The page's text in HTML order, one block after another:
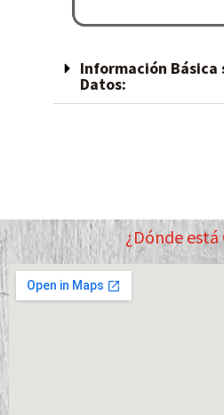
Información Básica
Datos:
¿Dónde